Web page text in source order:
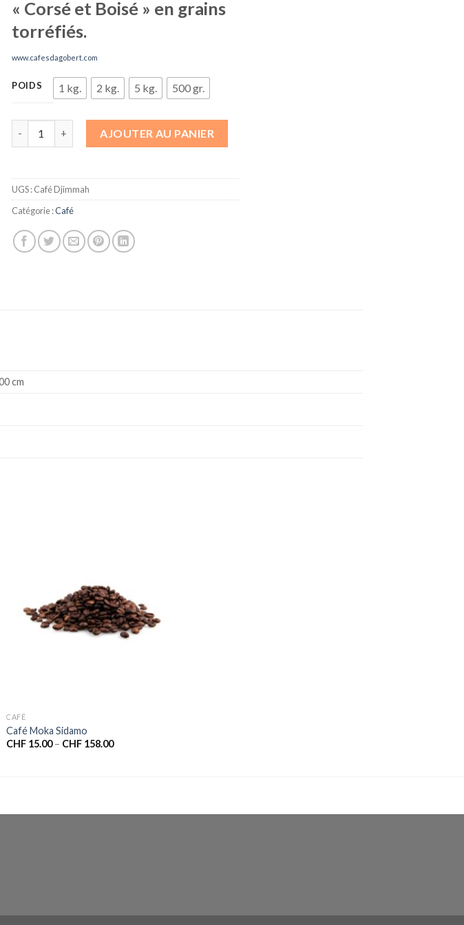
« Corsé et Boisé » en grains
torréfiés.
www.cafesdagobert.com
POIDS 1 kg. 2 kg. 5 kg. 500 gr.
AJOUTER AU PANIER
UGS :Café Djimmah
Catégorie :Café
cm
CAFÉ
Café Moka Sidamo
CHF 15.00– CHF 158.00